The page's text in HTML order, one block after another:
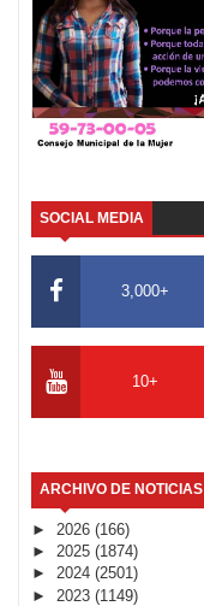
SOCIAL MEDIA
3,000+
10+
ARCHIVO DE NOTICIAS
► 2026 (166)
► 2025 (1874)
► 2024 (2501)
► 2023 (1149)